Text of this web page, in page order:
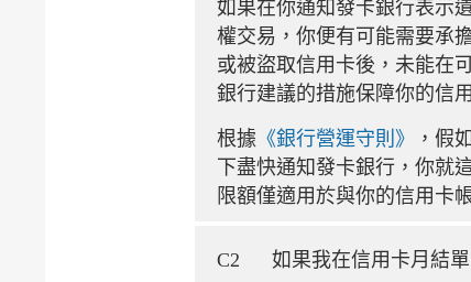
如果在你通知發卡銀行表示
權交易，你便有可能需要承
或被盜取信用卡後，未能在
銀行建議的措施保障你的信
根據 《銀行營運守則》
，假
下盡快通知發卡銀行，你就
限額僅適用於與你的信用卡
C2 如果我在信用卡月結